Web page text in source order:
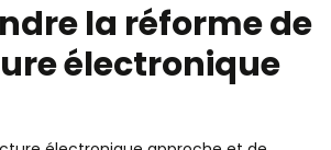
la réforme de
électronique